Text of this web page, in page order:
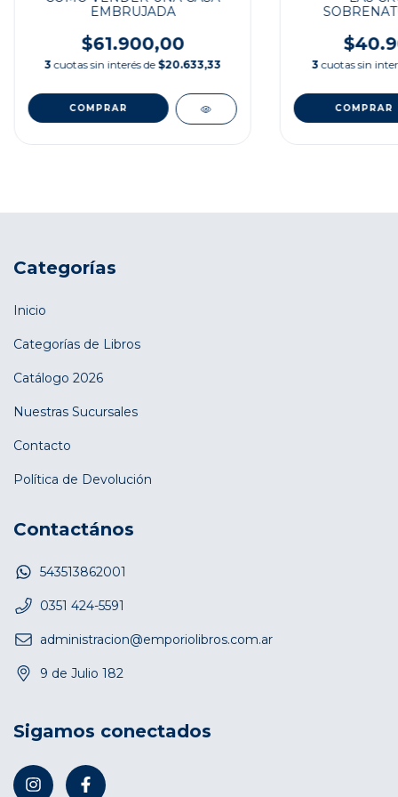
EMBRUJADA
$61.900,00
3 cuotas sin interés de $20.633,33 3 cuotas sin
Categorías
Inicio
Categorías de Libros
Catálogo 2026
Nuestras Sucursales
Contacto
Política de Devolución
Contactános
543513862001
0351 424-5591
administracion@emporiolibros.com.ar
9 de Julio 182
Sigamos conectados